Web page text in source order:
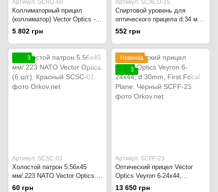
Артикул: SCRD-60
Коллиматорный прицел
(коллиматор) Vector Optics -
Maverick Mini Red Dot Gen. IV
- 3 MOA. Чёрный
5 802 грн
Артикул: SCACD-15
Спиртовой уровень для
оптического прицела d:34 мм.
Vector Optics Riflescope Spirit
Level. Чёрный
552 грн
3
Артикул: SCSC-01
Холостой патрон 5.56x45
мм/.223 NATO Vector Optics.
(6 шт.). Красный
60 грн
Новинка
3
Артикул: SCFF-23
Оптический прицел Vector
Optics Veyron 6-24x44,
d:30mm, First Focal Plane.
13 650 грн